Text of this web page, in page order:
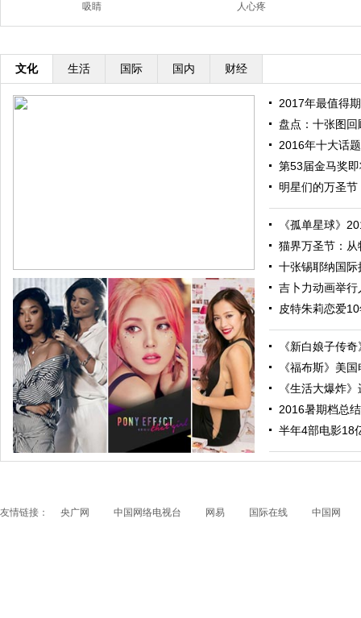
吸睛
人心疼
文化 生活 国际 国内 财经
跟随电影去旅行：布拉格 在这里邂逅特工、寻找浪漫
2017年最值得
盘点：十张图
2016年十大话
第53届金马奖
明星们的万圣
《孤单星球》
猫界万圣节：
十张锡耶纳国
吉卜力动画举
皮特朱莉恋爱
《新白娘子传
《福布斯》美
《生活大爆炸
2016暑期档总
半年4部电影18
友情链接： 央广网 中国网络电视台 网易 国际在线 中国网